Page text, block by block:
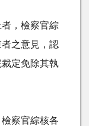
，檢察官綜
之意見，認
定免除其執
察官綜核各